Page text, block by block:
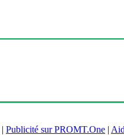
| Publicité sur PROMT.One |